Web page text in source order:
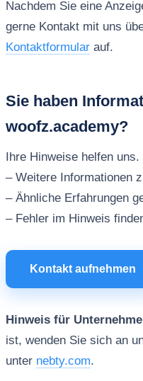
Nachdem Sie eine
gerne Kontakt mit uns
Kontaktformularauf.
Sie haben
woofz.academy?
Ihre Hinweise helfen
– Weitere Informationen
– Ähnliche Erfahrungen
– Fehler im Hinweis
Kontakt aufnehmen
Hinweis für
ist, wenden Sie sich an
unter nebty.com.